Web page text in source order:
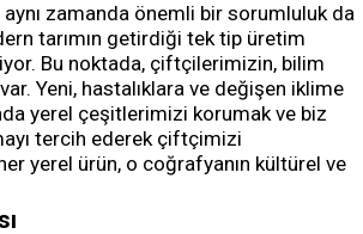
zamanda önemli bir sorumluluk da
tarımın getirdiği tek tip üretim
Bu noktada, çiftçilerimizin, bilim
Yeni, hastalıklara ve değişen iklime
yerel çeşitlerimizi korumak ve biz
tercih ederek çiftçimizi
yerel ürün, o coğrafyanın kültürel ve